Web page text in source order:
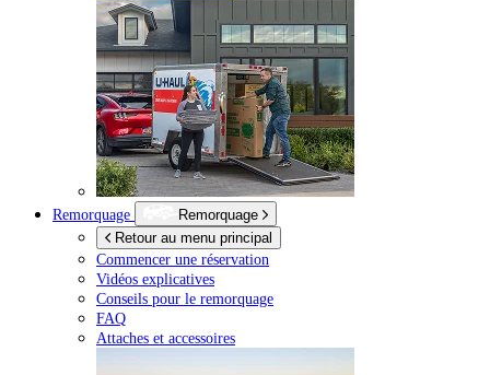
Remorquage
Remorquage
Retour au menu principal
Commencer une réservation
Vidéos explicatives
Conseils pour le remorquage
FAQ
Attaches et accessoires